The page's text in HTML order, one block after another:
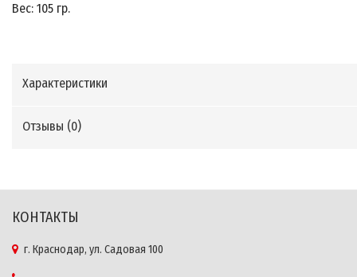
Вес: 105 гр.
Характеристики
Отзывы (0)
КОНТАКТЫ
г. Краснодар, ул. Садовая 100